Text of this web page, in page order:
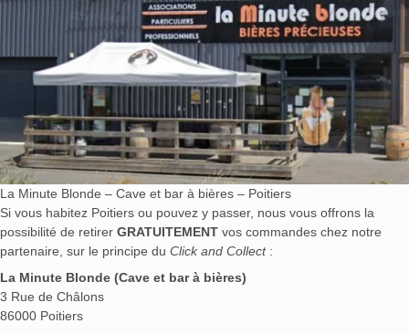
La Minute Blonde – Cave et bar à bières – Poitiers
Si vous habitez Poitiers ou pouvez y passer, nous vous offrons la
possibilité de retirer GRATUITEMENT vos commandes chez notre
partenaire, sur le principe du Click and Collect:
La Minute Blonde (Cave et bar à bières)
3 Rue de Châlons
86000 Poitiers